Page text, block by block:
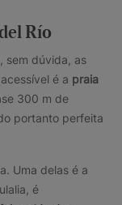
Río
sem dúvida, as
é a praia
300 m de
portanto perfeita
Uma delas é a
é